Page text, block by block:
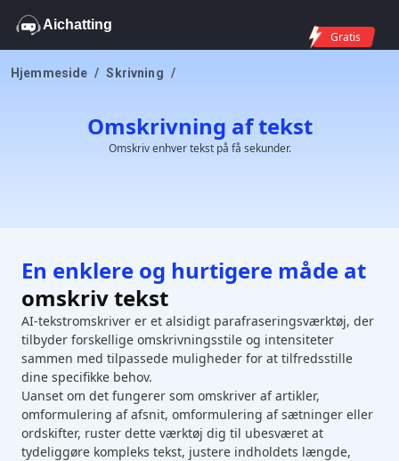
Aichatting
Gratis
Hjemmeside / Skrivning /
Omskrivning af tekst
Omskriv enhver tekst på få sekunder.
En enklere og hurtigere måde at
omskriv tekst
AI-tekstromskriver er et alsidigt parafraseringsværktøj, der
tilbyder forskellige omskrivningsstile og intensiteter
sammen med tilpassede muligheder for at tilfredsstille
dine specifikke behov.
Uanset om det fungerer som omskriver af artikler,
omformulering af afsnit, omformulering af sætninger eller
ordskifter, ruster dette værktøj dig til ubesværet at
tydeliggøre kompleks tekst, justere indholdets længde,